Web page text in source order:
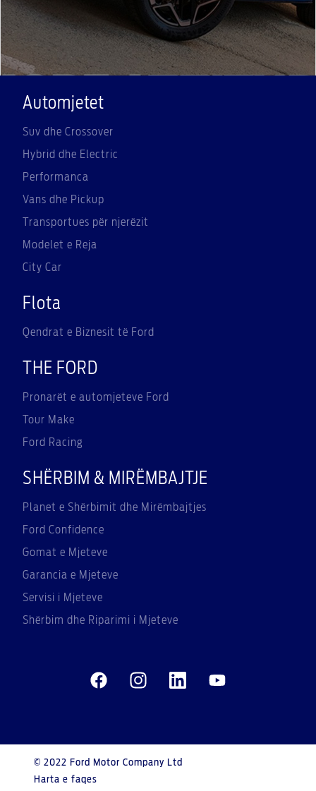
Automjetet
Suv dhe Crossover
Hybrid dhe Electric
Performanca
Vans dhe Pickup
Transportues për njerëzit
Modelet e Reja
City Car
Flota
Qendrat e Biznesit të Ford
THE FORD
Pronarët e automjeteve Ford
Tour Make
Ford Racing
SHËRBIM & MIRËMBAJTJE
Planet e Shërbimit dhe Mirëmbajtjes
Ford Confidence
Gomat e Mjeteve
Garancia e Mjeteve
Servisi i Mjeteve
Shërbim dhe Riparimi i Mjeteve
© 2022 Ford Motor Company Ltd
Harta e faqes